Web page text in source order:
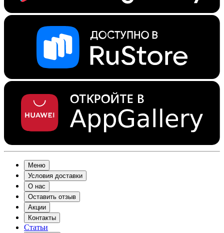
Меню
Условия доставки
О нас
Оставить отзыв
Акции
Контакты
Статьи